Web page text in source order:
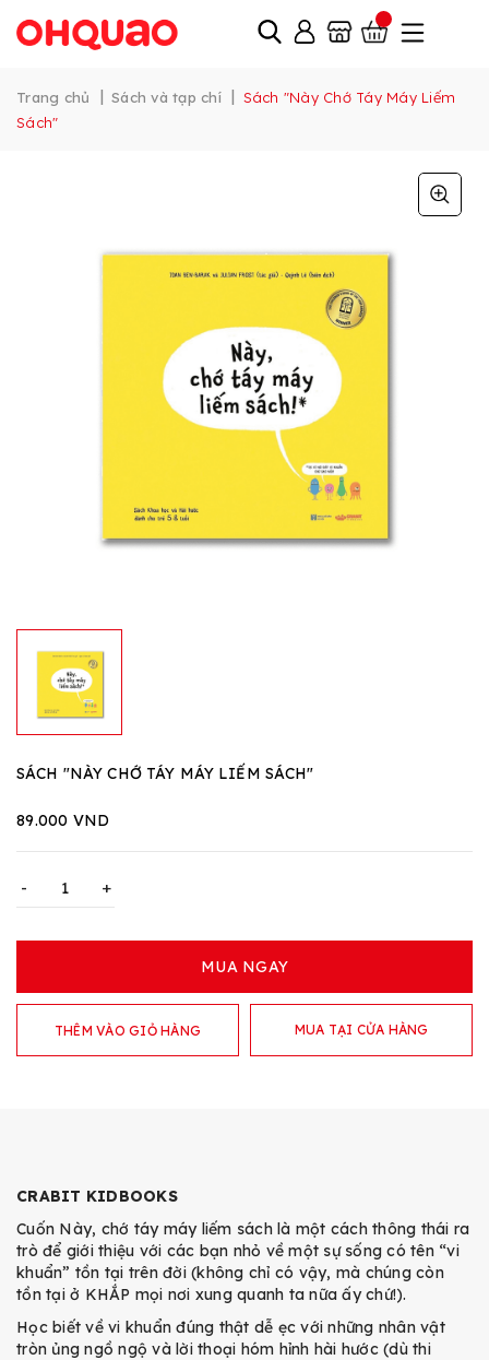
Trang chủ | Sách và tạp chí | Sách "Này Chớ Táy Máy Liếm
Sách"
SÁCH "NÀY CHỚ TÁY MÁY LIẾM SÁCH"
89.000 VND
- +
MUA NGAY
THÊM VÀO GIỎ HÀNG MUA TẠI CỬA HÀNG
CRABIT KIDBOOKS
Cuốn Này, chớ táy máy liếm sách là một cách thông thái ra
trò để giới thiệu với các bạn nhỏ về một sự sống có tên “vi
khuẩn” tồn tại trên đời (không chỉ có vậy, mà chúng còn
tồn tại ở KHẮP mọi nơi xung quanh ta nữa ấy chứ!).
Học biết về vi khuẩn đúng thật dễ ẹc với những nhân vật
tròn ủng ngồ ngộ và lời thoại hóm hỉnh hài hước (dù thi